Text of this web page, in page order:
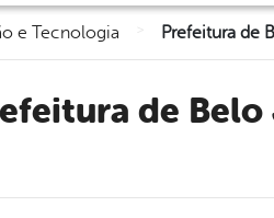
e Tecnologia